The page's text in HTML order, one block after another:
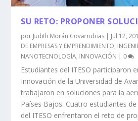
SU RETO: PROPONER
por Judith Morán Covarrubias | Jul 12,
DE EMPRESAS Y EMPRENDIMIENTO,
NANOTECNOLOGÍA, INNOVACIÓN | 0
Estudiantes del ITESO participaron
Innovación de la Universidad de
trabajaron en soluciones para la
Países Bajos. Cuatro estudiantes
del ITESO enfrentaron el reto de